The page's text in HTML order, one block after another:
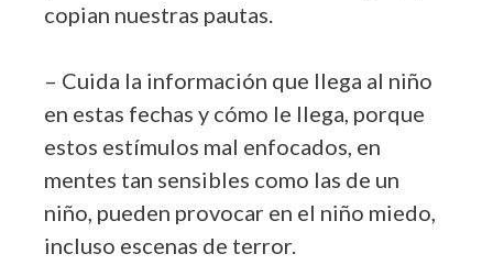
copian nuestras pautas.
– Cuida la información que llega al niño
en estas fechas y cómo le llega, porque
estos estímulos mal enfocados, en
mentes tan sensibles como las de un
niño, pueden provocar en el niño miedo,
incluso escenas de terror.